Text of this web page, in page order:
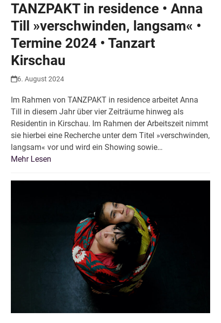
TANZPAKT in residence • Anna
Till »verschwinden, langsam« •
Termine 2024 • Tanzart
Kirschau
6. August 2024
Im Rahmen von TANZPAKT in residence arbeitet Anna
Till in diesem Jahr über vier Zeiträume hinweg als
Residentin in Kirschau. Im Rahmen der Arbeitszeit nimmt
sie hierbei eine Recherche unter dem Titel »verschwinden,
langsam« vor und wird ein Showing sowie…
Mehr Lesen